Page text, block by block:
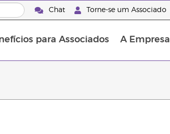
Chat Torne-se um Associado
para Associados A Empresa